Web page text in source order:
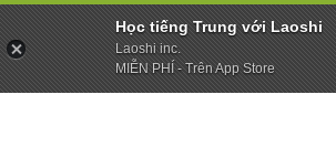
Học tiếng Trung với Laoshi
Laoshi inc.
MIỄN PHÍ - Trên App Store